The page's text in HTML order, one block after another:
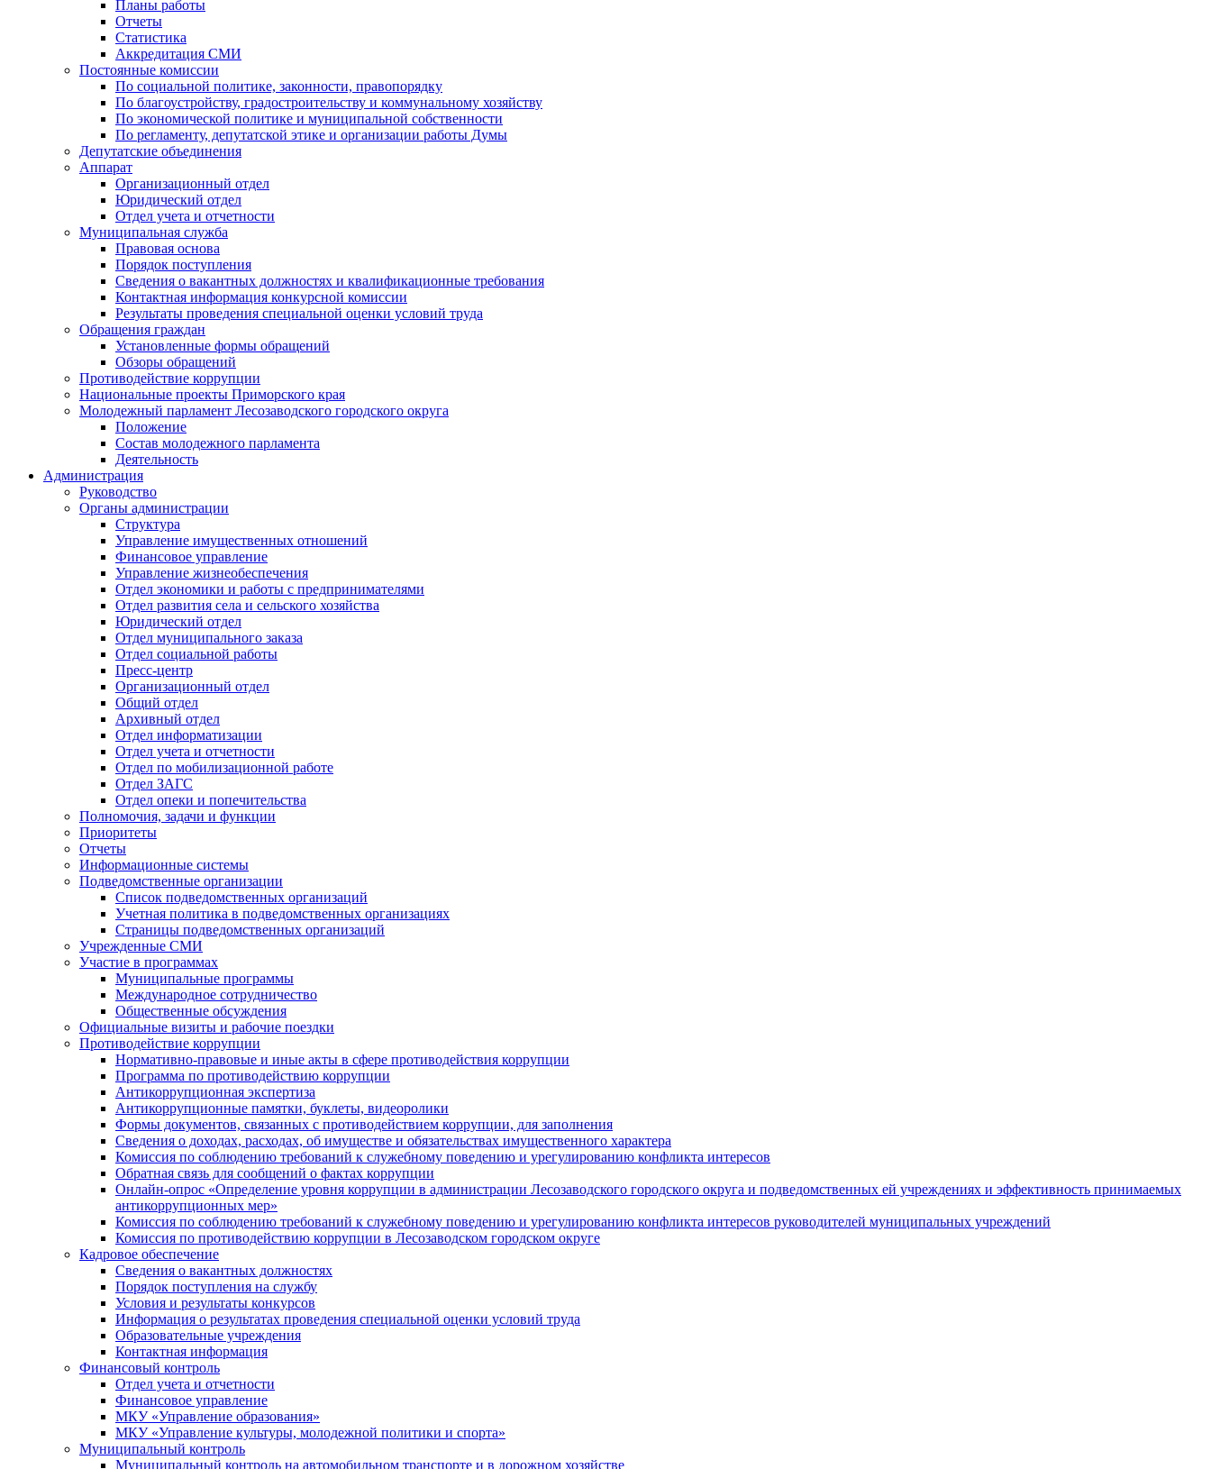
Планы работы
Отчеты
Статистика
Аккредитация СМИ
Постоянные комиссии
По социальной политике, законности, правопорядку
По благоустройству, градостроительству и коммунальному хозяйству
По экономической политике и муниципальной собственности
По регламенту, депутатской этике и организации работы Думы
Депутатские объединения
Аппарат
Организационный отдел
Юридический отдел
Отдел учета и отчетности
Муниципальная служба
Правовая основа
Порядок поступления
Сведения о вакантных должностях и квалификационные требования
Контактная информация конкурсной комиссии
Результаты проведения специальной оценки условий труда
Обращения граждан
Установленные формы обращений
Обзоры обращений
Противодействие коррупции
Национальные проекты Приморского края
Молодежный парламент Лесозаводского городского округа
Положение
Состав молодежного парламента
Деятельность
Администрация
Руководство
Органы администрации
Структура
Управление имущественных отношений
Финансовое управление
Управление жизнеобеспечения
Отдел экономики и работы с предпринимателями
Отдел развития села и сельского хозяйства
Юридический отдел
Отдел муниципального заказа
Отдел социальной работы
Пресс-центр
Организационный отдел
Общий отдел
Архивный отдел
Отдел информатизации
Отдел учета и отчетности
Отдел по мобилизационной работе
Отдел ЗАГС
Отдел опеки и попечительства
Полномочия, задачи и функции
Приоритеты
Отчеты
Информационные системы
Подведомственные организации
Список подведомственных организаций
Учетная политика в подведомственных организациях
Страницы подведомственных организаций
Учрежденные СМИ
Участие в программах
Муниципальные программы
Международное сотрудничество
Общественные обсуждения
Официальные визиты и рабочие поездки
Противодействие коррупции
Нормативно-правовые и иные акты в сфере противодействия коррупции
Программа по противодействию коррупции
Антикоррупционная экспертиза
Антикоррупционные памятки, буклеты, видеоролики
Формы документов, связанных с противодействием коррупции, для заполнения
Сведения о доходах, расходах, об имуществе и обязательствах имущественного характера
Комиссия по соблюдению требований к служебному поведению и урегулированию конфликта интересов
Обратная связь для сообщений о фактах коррупции
Онлайн-опрос «Определение уровня коррупции в администрации Лесозаводского городского округа и подведомственных ей учреждениях и эффективность принимаемых
антикоррупционных мер»
Комиссия по соблюдению требований к служебному поведению и урегулированию конфликта интересов руководителей муниципальных учреждений
Комиссия по противодействию коррупции в Лесозаводском городском округе
Кадровое обеспечение
Сведения о вакантных должностях
Порядок поступления на службу
Условия и результаты конкурсов
Информация о результатах проведения специальной оценки условий труда
Образовательные учреждения
Контактная информация
Финансовый контроль
Отдел учета и отчетности
Финансовое управление
МКУ «Управление образования»
МКУ «Управление культуры, молодежной политики и спорта»
Муниципальный контроль
Муниципальный контроль на автомобильном транспорте и в дорожном хозяйстве